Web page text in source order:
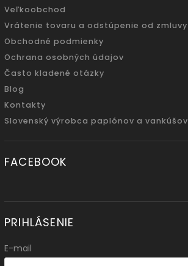
Veľkoobchod
Vrátenie tovaru a odstúpenie od zmluvy
Obchodné podmienky
Ochrana osobných údajov
Často kladené otázky
Blog
Kontakty
Slovenský výrobca paplónov a vankúšov
FACEBOOK
PRIHLÁSENIE
E-mail